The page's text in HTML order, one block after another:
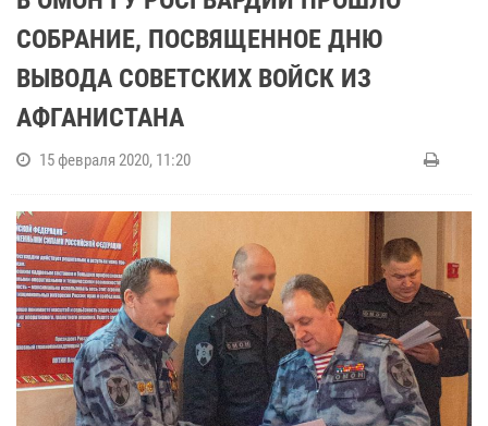
СОБРАНИЕ, ПОСВЯЩЕННОЕ ДНЮ
ВЫВОДА СОВЕТСКИХ ВОЙСК ИЗ
АФГАНИСТАНА
15 февраля 2020, 11:20